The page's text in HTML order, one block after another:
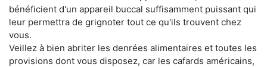
bénéficient d'un appareil buccal suffisamment puissant qui
leur permettra de grignoter tout ce qu'ils trouvent chez
vous.
Veillez à bien abriter les denrées alimentaires et toutes les
provisions dont vous disposez, car les cafards américains,